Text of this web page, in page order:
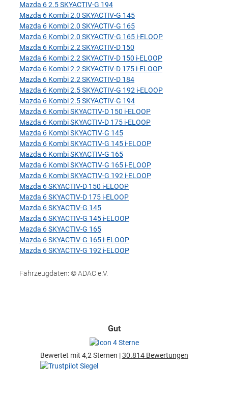
Mazda 6 2.5 SKYACTIV-G 194
Mazda 6 Kombi 2.0 SKYACTIV-G 145
Mazda 6 Kombi 2.0 SKYACTIV-G 165
Mazda 6 Kombi 2.0 SKYACTIV-G 165 i-ELOOP
Mazda 6 Kombi 2.2 SKYACTIV-D 150
Mazda 6 Kombi 2.2 SKYACTIV-D 150 i-ELOOP
Mazda 6 Kombi 2.2 SKYACTIV-D 175 i-ELOOP
Mazda 6 Kombi 2.2 SKYACTIV-D 184
Mazda 6 Kombi 2.5 SKYACTIV-G 192 i-ELOOP
Mazda 6 Kombi 2.5 SKYACTIV-G 194
Mazda 6 Kombi SKYACTIV-D 150 i-ELOOP
Mazda 6 Kombi SKYACTIV-D 175 i-ELOOP
Mazda 6 Kombi SKYACTIV-G 145
Mazda 6 Kombi SKYACTIV-G 145 i-ELOOP
Mazda 6 Kombi SKYACTIV-G 165
Mazda 6 Kombi SKYACTIV-G 165 i-ELOOP
Mazda 6 Kombi SKYACTIV-G 192 i-ELOOP
Mazda 6 SKYACTIV-D 150 i-ELOOP
Mazda 6 SKYACTIV-D 175 i-ELOOP
Mazda 6 SKYACTIV-G 145
Mazda 6 SKYACTIV-G 145 i-ELOOP
Mazda 6 SKYACTIV-G 165
Mazda 6 SKYACTIV-G 165 i-ELOOP
Mazda 6 SKYACTIV-G 192 i-ELOOP
Fahrzeugdaten: © ADAC e.V.
Gut
Bewertet mit 4,2 Sternen |30.814 Bewertungen